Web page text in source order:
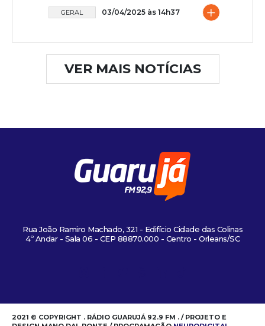
GERAL 03/04/2025 às 14h37 +
VER MAIS NOTÍCIAS
Rua João Ramiro Machado, 321 - Edifício Cidade das Colinas
4º Andar - Sala 06 - CEP 88870.000 - Centro - Orleans/SC
2021 © COPYRIGHT . RÁDIO GUARUJÁ 92.9 FM . / PROJETO E